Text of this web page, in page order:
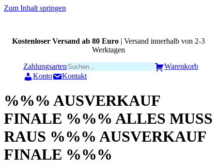
Zum Inhalt springen
Kostenloser Versand ab 80 Euro | Versand innerhalb von 2-3
Werktagen
Zahlungsarten
Warenkorb
Konto
Kontakt
%%% AUSVERKAUF
FINALE %%% ALLES MUSS
RAUS %%% AUSVERKAUF
FINALE %%%